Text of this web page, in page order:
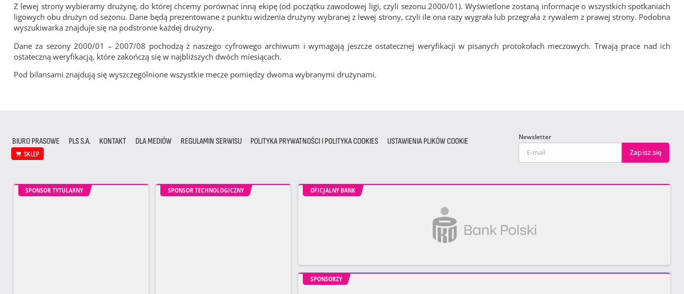
Z lewej strony wybieramy drużynę, do której chcemy porównać inną ekipę (od początku zawodowej ligi, czyli sezonu 2000/01). Wyświetlone zostaną informacje o wszystkich spotkaniach
ligowych obu drużyn od sezonu. Dane będą prezentowane z punktu widzenia drużyny wybranej z lewej strony, czyli ile ona razy wygrała lub przegrała z rywalem z prawej strony. Podobna
wyszukiwarka znajduje się na podstronie każdej drużyny.
Dane za sezony 2000/01 – 2007/08 pochodzą z naszego cyfrowego archiwum i wymagają jeszcze ostatecznej weryfikacji w pisanych protokołach meczowych. Trwają prace nad ich
ostateczną weryfikacją, które zakończą się w najbliższych dwóch miesiącach.
Pod bilansami znajdują się wyszczególnione wszystkie mecze pomiędzy dwoma wybranymi drużynami.
BIURO PRASOWE PLS S.A. KONTAKT DLA MEDIÓW REGULAMIN SERWISU POLITYKA PRYWATNOŚCI I POLITYKA COOKIES USTAWIENIA PLIKÓW COOKIE
SKLEP
Newsletter
SPONSOR TYTULARNY SPONSOR TECHNOLOGICZNY OFICJALNY BANK
SPONSORZY